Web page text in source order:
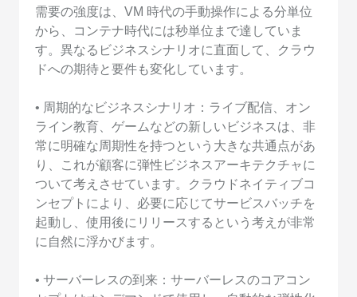
需要の強度は、VM 時代の手動操作による分単位
から、コンテナ時代には秒単位まで達していま
す。異なるビジネスシナリオに直面して、クラウ
ドへの期待と要件も変化しています。
• 周期的なビジネスシナリオ：ライブ配信、オン
ライン教育、ゲームなどの新しいビジネスは、非
常に明確な周期性を持つという大きな共通点があ
り、これが顧客に弾性ビジネスアーキテクチャに
ついて考えさせています。クラウドネイティブコ
ンセプトにより、必要に応じてサービスバッチを
起動し、使用後にリリースするという考えが非常
に自然に浮かびます。
• サーバーレスの到来：サーバーレスのコアコン